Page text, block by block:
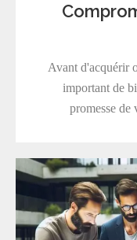
Avant d'acquérir
important de
promesse de